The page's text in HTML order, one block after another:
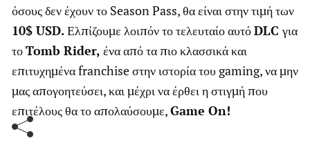
όσους δεν έχουν το Season Pass, θα είναι στην τιμή των
10$ USD.Ελπίζουμε λοιπόν το τελευταίο αυτόDLC για
τοTomb Rider, ένα από τα πιο κλασσικά και
επιτυχημένα franchise στην ιστορία του gaming, να μην
μας απογοητεύσει, και μέχρι να έρθει η στιγμή που
επιτέλους θα το απολαύσουμε,Game On!